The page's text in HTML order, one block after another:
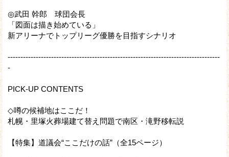
◎武田 幹郎 球団会長
「図面は描き始めている」
新アリーナでトップリーグ優勝を目指すシナリオ
-----------------------------------------------------------------------------------
-
PICK-UP CONTENTS
◇噂の候補地はここだ！
札幌・里塚火葬場建て替え問題で南区・滝野移転説
【特集】道議会“ここだけの話”（全15ページ）